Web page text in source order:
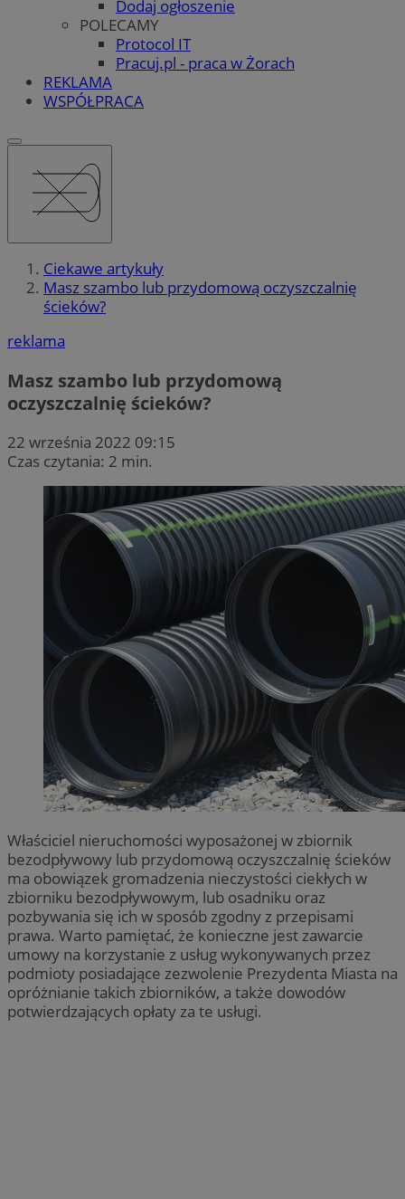
Dodaj ogłoszenie
POLECAMY
Protocol IT
Pracuj.pl - praca w Żorach
REKLAMA
WSPÓŁPRACA
Ciekawe artykuły
Masz szambo lub przydomową oczyszczalnię
ścieków?
reklama
Masz szambo lub przydomową
oczyszczalnię ścieków?
22 września 2022 09:15
Czas czytania: 2 min.
Właściciel nieruchomości wyposażonej w zbiornik
bezodpływowy lub przydomową oczyszczalnię ścieków
ma obowiązek gromadzenia nieczystości ciekłych w
zbiorniku bezodpływowym, lub osadniku oraz
pozbywania się ich w sposób zgodny z przepisami
prawa. Warto pamiętać, że konieczne jest zawarcie
umowy na korzystanie z usług wykonywanych przez
podmioty posiadające zezwolenie Prezydenta Miasta na
opróżnianie takich zbiorników, a także dowodów
potwierdzających opłaty za te usługi.